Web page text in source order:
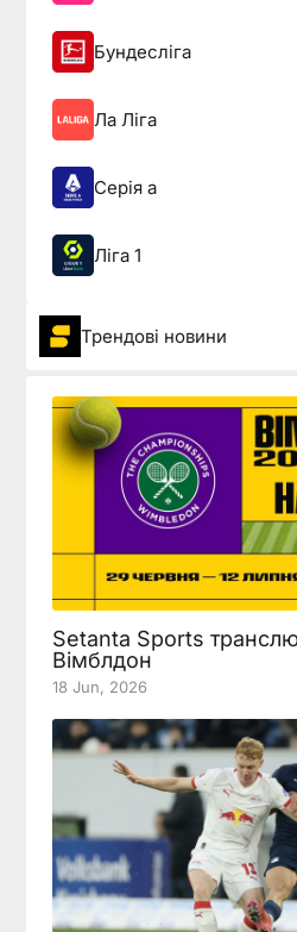
Бундесліга
Ла Ліга
Серія а
Ліга 1
Трендові новини
Setanta Sports
Вімблдон
18 Jun, 2026